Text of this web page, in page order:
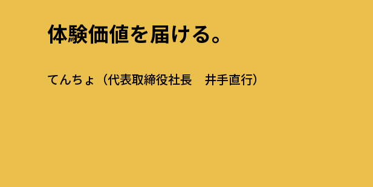
体験価値を届ける。
てんちょ（代表取締役社長 井手直行）